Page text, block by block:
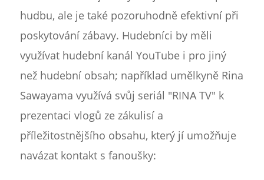
hudbu, ale je také pozoruhodně efektivní při
poskytování zábavy. Hudebníci by měli
využívat hudební kanál YouTube i pro jiný
než hudební obsah; například umělkyně Rina
Sawayama využívá svůj seriál "RINA TV" k
prezentaci vlogů ze zákulisí a
příležitostnějšího obsahu, který jí umožňuje
navázat kontakt s fanoušky: